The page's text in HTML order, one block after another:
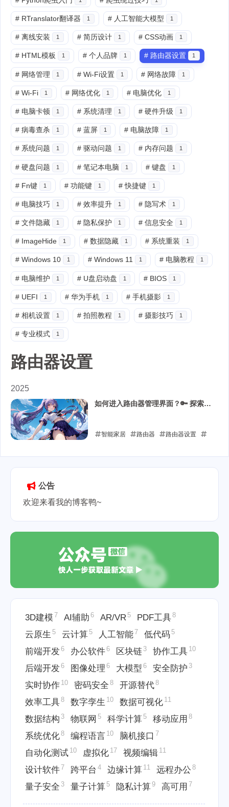
# RTranslator翻译器 1 # 人工智能大模型 1
# 离线安装 1 # 简历设计 1 # CSS动画 1
# HTML模板 1 # 个人品牌 1 # 路由器设置 1
# 网络管理 1 # Wi-Fi设置 1 # 网络故障 1
# Wi-Fi 1 # 网络优化 1 # 电脑优化 1
# 电脑卡顿 1 # 系统清理 1 # 硬件升级 1
# 病毒查杀 1 # 蓝屏 1 # 电脑故障 1
# 系统问题 1 # 驱动问题 1 # 内存问题 1
# 硬盘问题 1 # 笔记本电脑 1 # 键盘 1
# Fn键 1 # 功能键 1 # 快捷键 1
# 电脑技巧 1 # 效率提升 1 # 隐写术 1
# 文件隐藏 1 # 隐私保护 1 # 信息安全 1
# ImageHide 1 # 数据隐藏 1 # 系统重装 1
# Windows 10 1 # Windows 11 1 # 电脑教程 1
# 电脑维护 1 # U盘启动盘 1 # BIOS 1
# UEFI 1 # 华为手机 1 # 手机摄影 1
# 相机设置 1 # 拍照教程 1 # 摄影技巧 1
# 专业模式 1
路由器设置
2025
如何进入路由器管理界面？🔑 探索你
智能家居 路由器 路由器设置
2025-05-28
公告
欢迎来看我的博客鸭~
3D建模 7 AI辅助 6 AR/VR 5 PDF工具8
云原生 5 云计算 5 人工智能7 低代码 5
前端开发6 办公软件6 区块链 3 协作工具 10
后端开发6 图像处理 6 大模型 6 安全防护 3
实时协作 10 密码安全 8 开源替代8
效率工具8 数字孪生 10 数据可视化 11
数据结构 3 物联网 5 科学计算 5 移动应用 8
系统优化8 编程语言 10 脑机接口 7
自动化测试 10 虚拟化 17 视频编辑 11
设计软件7 跨平台 4 边缘计算 11 远程办公 8
量子安全 3 量子计算 5 隐私计算9 高可用 7